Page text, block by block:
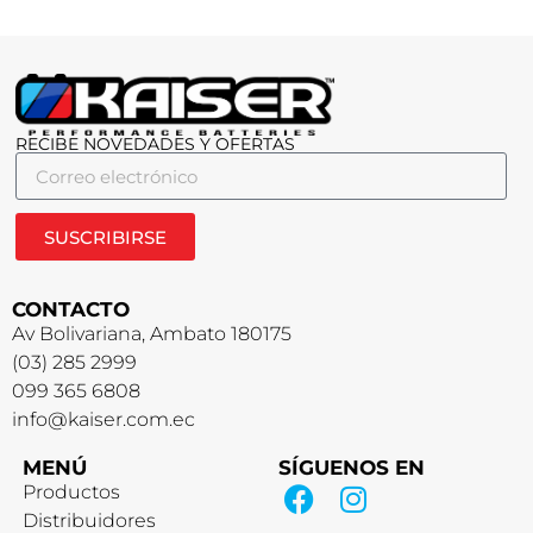
RECIBE NOVEDADES Y OFERTAS
SUSCRIBIRSE
CONTACTO
Av Bolivariana, Ambato 180175
(03) 285 2999
099 365 6808
info@kaiser.com.ec
MENÚ
Productos
Distribuidores
SÍGUENOS EN